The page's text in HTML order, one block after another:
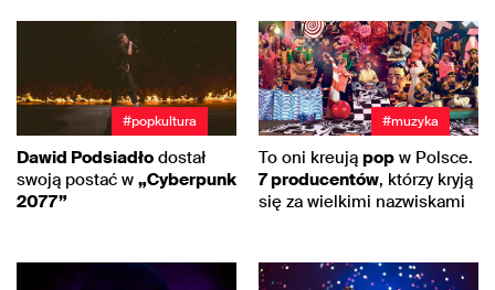
#popkultura
Dawid Podsiadło dostał
swoją postać w „Cyberpunk
2077”
#muzyka
To oni kreują pop w Polsce.
7 producentów, którzy kryją
się za wielkimi nazwiskami